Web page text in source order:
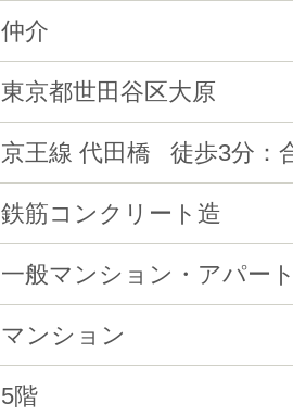
仲介
東京都世田谷区大原
京王線 代田橋 徒歩3分：
鉄筋コンクリート造
一般マンション・アパー
マンション
5階